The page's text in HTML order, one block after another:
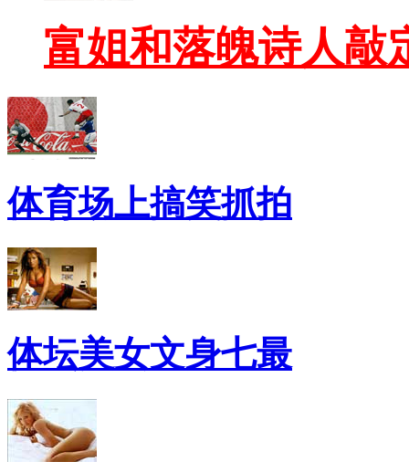
富姐和落魄诗人敲
体育场上搞笑抓拍
体坛美女文身七最